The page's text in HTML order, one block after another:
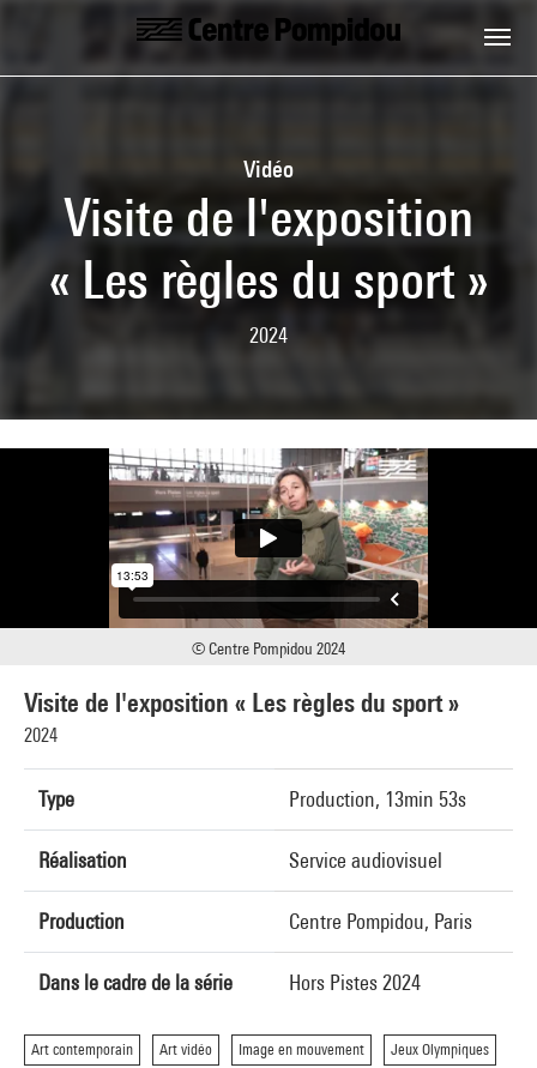
Aller au contenu principal
Centre Pompidou
Vidéo
Visite de l'exposition
« Les règles du sport »
2024
Visite de l'exposition « Les règles du sport »
2024
Type Production, 13min 53s
Réalisation Service audiovisuel
Production Centre Pompidou, Paris
Dans le cadre de la série Hors Pistes 2024
Art contemporain Art vidéo Image en mouvement Jeux Olympiques
© Centre Pompidou 2024